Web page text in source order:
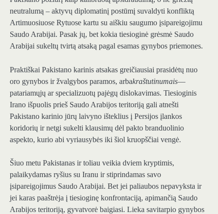
neutralumą – aktyvų diplomatinį postūmį suvaldyti konfliktą
Artimuosiuose Rytuose kartu su aiškiu saugumo įsipareigojimu
Saudo Arabijai. Pasak jų, bet kokia tiesioginė grėsmė Saudo
Arabijai sukeltų tvirtą atsaką pagal esamas gynybos priemones.
Praktiškai Pakistano karinis atsakas greičiausiai prasidėtų nuo
oro gynybos ir žvalgybos paramos, arbakraštutinumais—
patariamųjų ar specializuotų pajėgų dislokavimas. Tiesioginis
Irano išpuolis prieš Saudo Arabijos teritoriją gali atnešti
Pakistano karinio jūrų laivyno išteklius į Persijos įlankos
koridorių ir netgi sukelti klausimų dėl pakto branduolinio
aspekto, kurio abi vyriausybės iki šiol kruopščiai vengė.
Šiuo metu Pakistanas ir toliau veikia dviem kryptimis,
palaikydamas ryšius su Iranu ir stiprindamas savo
įsipareigojimus Saudo Arabijai. Bet jei paliaubos nepavyksta ir
jei karas paaštrėja į tiesioginę konfrontaciją, apimančią Saudo
Arabijos teritoriją, gyvatvorė baigiasi. Lieka savitarpio gynybos